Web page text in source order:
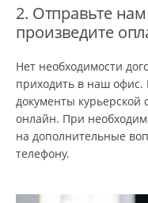
2. Отправьте
произведите
Нет необходимости
приходить в наш офис.
документы курьерской
онлайн. При
на дополнительные
телефону.